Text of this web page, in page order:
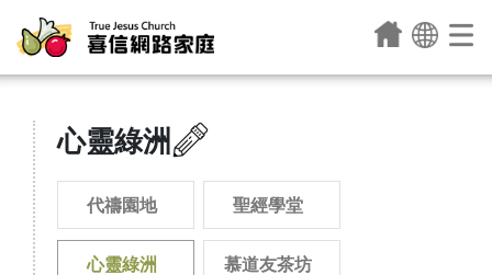
心靈綠洲
代禱園地 聖經學堂
心靈綠洲 慕道友茶坊